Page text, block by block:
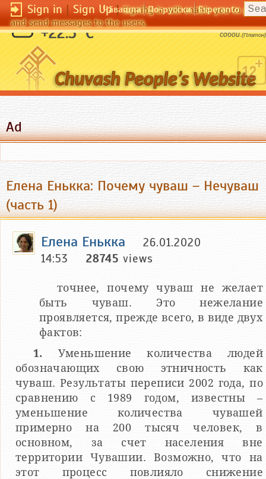
Sign in|Sign Up|Signing in will enable you to post
and send messages to the users.
Чӑвашла По-русски Esperanto
+22.5 °C
Нет большей победы, чем победа над
собой.(Платон)
Ad
Елена Енькка: Почему чуваш – Нечуваш
(часть 1)
Елена Енькка
26.01.2020
14:53
28745 views
точнее, почему чуваш не желает
быть чуваш. Это нежелание
проявляется, прежде всего, в виде двух
фактов:
1. Уменьшение количества людей
обозначающих свою этничность как
чуваш. Результаты переписи 2002 года, по
сравнению с 1989 годом, известны –
уменьшение количества чувашей
примерно на 200 тысяч человек, в
основном, за счет населения вне
территории Чувашии. Возможно, что на
этот процесс повлияло снижение